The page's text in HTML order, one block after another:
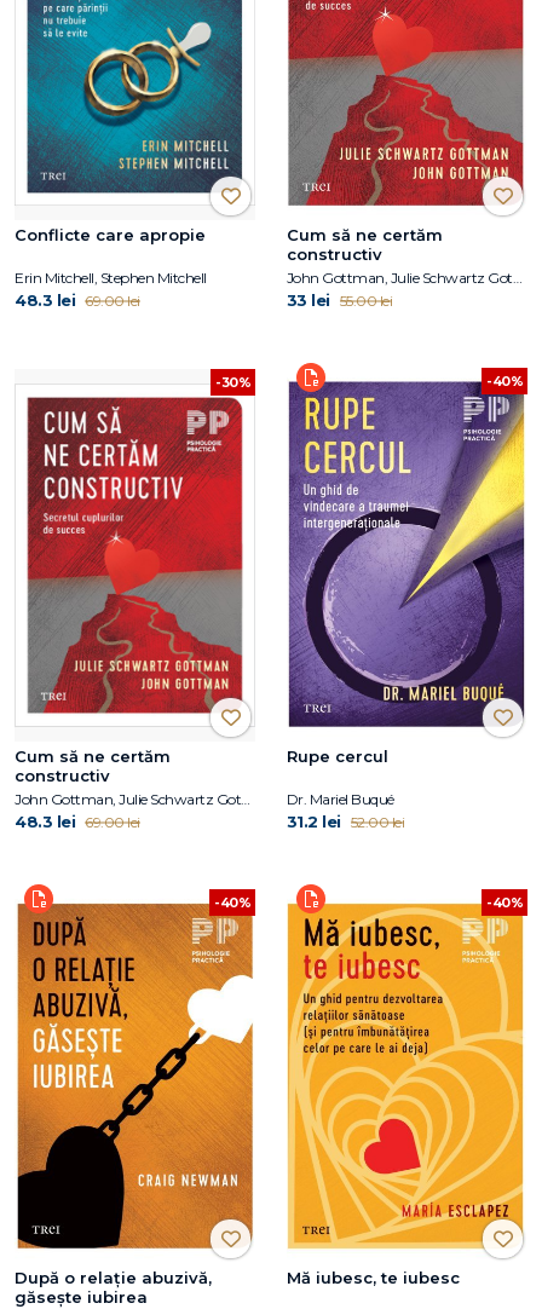
Conflicte care apropie
Erin Mitchell, Stephen Mitchell
48.3 lei 69.00 lei
Cum să ne certăm
constructiv
33 lei 55.00 lei
-30%
Cum să ne certăm
constructiv
48.3 lei 69.00 lei
-40%
Rupe cercul
Dr. Mariel Buqué
31.2 lei 52.00 lei
-40%
După o relație abuzivă,
găsește iubirea
-40%
Mă iubesc, te iubesc